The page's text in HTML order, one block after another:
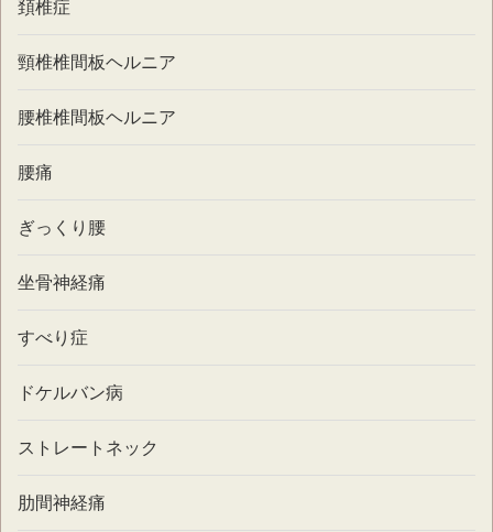
頚椎症
頸椎椎間板ヘルニア
腰椎椎間板ヘルニア
腰痛
ぎっくり腰
坐骨神経痛
すべり症
ドケルバン病
ストレートネック
肋間神経痛